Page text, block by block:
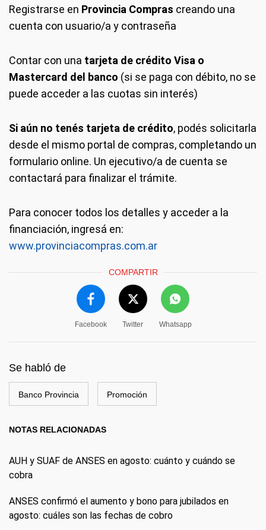
Registrarse en Provincia Compras creando una
cuenta con usuario/a y contraseña
Contar con una tarjeta de crédito Visa o
Mastercard del banco (si se paga con débito, no se
puede acceder a las cuotas sin interés)
Si aún no tenés tarjeta de crédito, podés solicitarla
desde el mismo portal de compras, completando un
formulario online. Un ejecutivo/a de cuenta se
contactará para finalizar el trámite.
Para conocer todos los detalles y acceder a la
financiación, ingresá en:
www.provinciacompras.com.ar
COMPARTIR
Facebook Twitter Whatsapp
Se habló de
Banco Provincia Promoción
NOTAS RELACIONADAS
AUH y SUAF de ANSES en agosto: cuánto y cuándo se
cobra
ANSES confirmó el aumento y bono para jubilados en
agosto: cuáles son las fechas de cobro